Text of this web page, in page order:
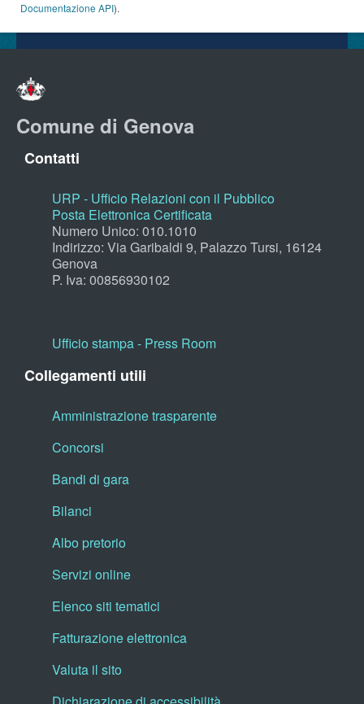
Documentazione API).
Comune di Genova
Contatti
URP - Ufficio Relazioni con il Pubblico
Posta Elettronica Certificata
Numero Unico: 010.1010
Indirizzo: Via Garibaldi 9, Palazzo Tursi, 16124
Genova
P. Iva: 00856930102
Ufficio stampa - Press Room
Collegamenti utili
Amministrazione trasparente
Concorsi
Bandi di gara
Bilanci
Albo pretorio
Servizi online
Elenco siti tematici
Fatturazione elettronica
Valuta il sito